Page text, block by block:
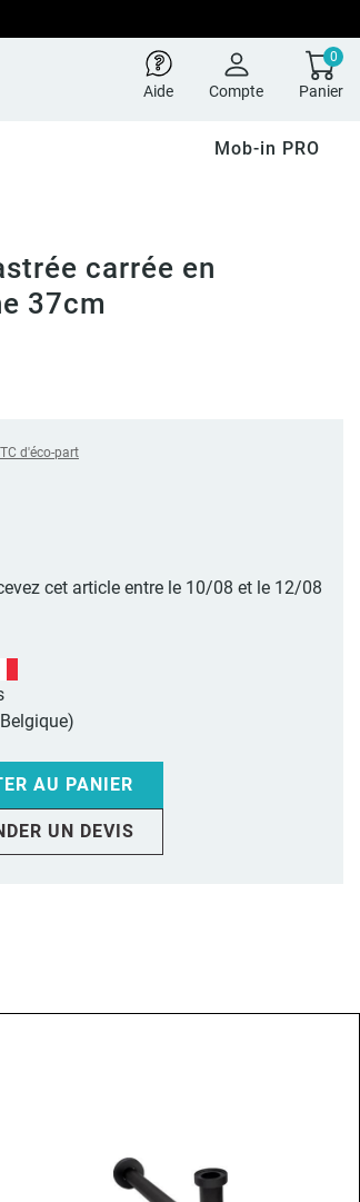
Aide Compte
0
Panier
Mob-in PRO
carrée en
37cm
d'éco-part
cet article entre le 10/08 et le 12/08
AU PANIER
UN DEVIS